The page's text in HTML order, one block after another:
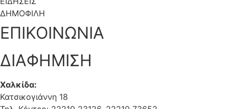
ΔΗΜΟΦΙΛΗ
ΕΠΙΚΟΙΝΩΝΙΑ
ΔΙΑΦΗΜΙΣΗ
Χαλκίδα:
Κατσικογιάννη 18